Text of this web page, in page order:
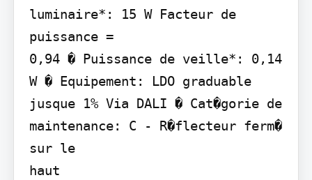
luminaire*: 15 W Facteur de
puissance =
0,94 � Puissance de veille*: 0,14
W � Equipement: LDO graduable
jusque 1% Via DALI � Cat�gorie de
maintenance: C - R�flecteur ferm�
sur le
haut